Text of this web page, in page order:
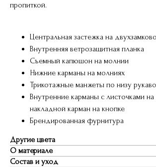
пропиткой.
Центральная застежка на
Внутренняя ветрозащитная планка
Съемный капюшон на молнии
Нижние карманы на молниях
Трикотажные манжеты по низу
Внутренние карманы с листочками
накладной карман на кнопке
Брендированная фурнитура
Другие цвета
О материале
Состав и уход